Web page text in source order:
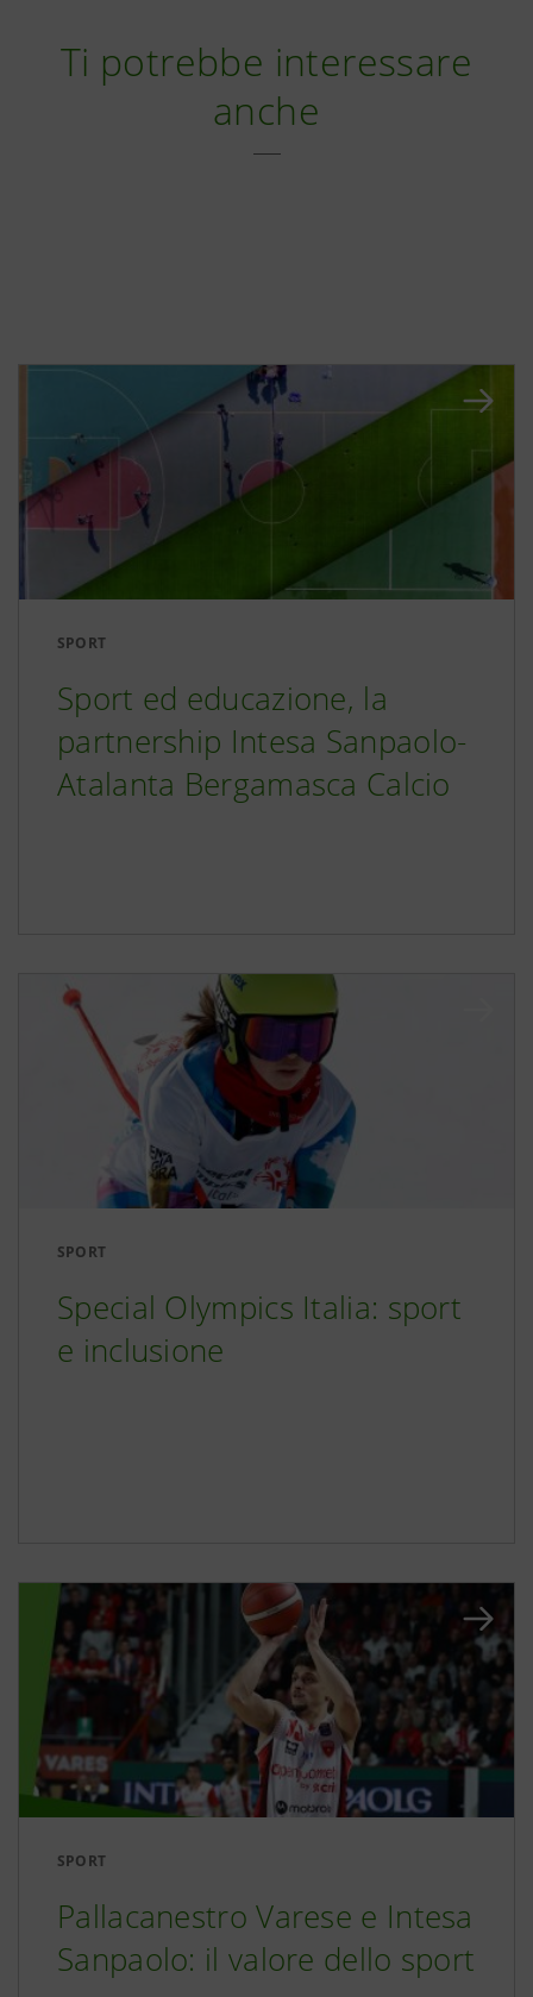
Ti potrebbe interessare
anche
SPORT
Sport ed educazione, la
partnership Intesa Sanpaolo-
Atalanta Bergamasca Calcio
SPORT
Special Olympics Italia: sport
e inclusione
SPORT
Pallacanestro Varese e Intesa
Sanpaolo: il valore dello sport